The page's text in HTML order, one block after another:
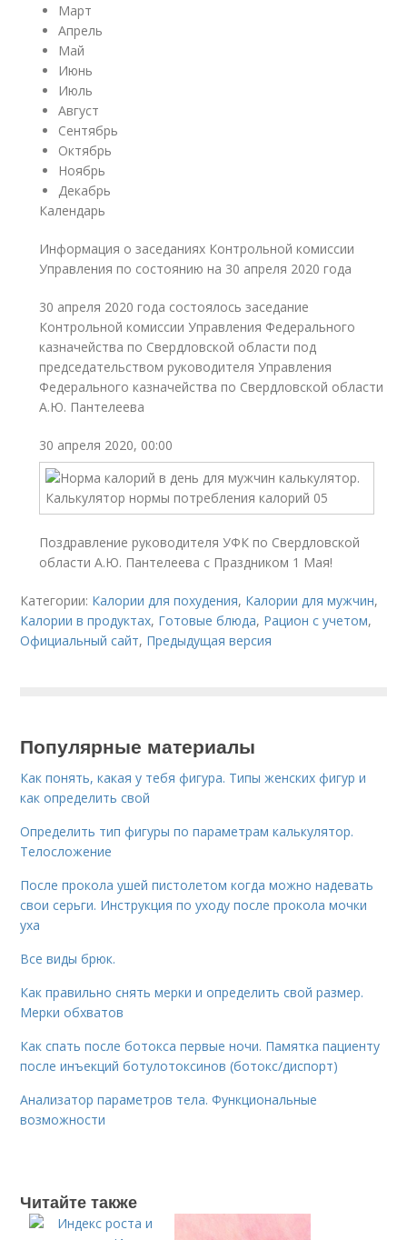
Март
Апрель
Май
Июнь
Июль
Август
Сентябрь
Октябрь
Ноябрь
Декабрь
Календарь
Информация о заседаниях Контрольной комиссии
Управления по состоянию на 30 апреля 2020 года
30 апреля 2020 года состоялось заседание
Контрольной комиссии Управления Федерального
казначейства по Свердловской области под
председательством руководителя Управления
Федерального казначейства по Свердловской области
А.Ю. Пантелеева
30 апреля 2020, 00:00
Поздравление руководителя УФК по Свердловской
области А.Ю. Пантелеева с Праздником 1 Мая!
Категории: Калории для похудения, Калории для мужчин,
Калории в продуктах, Готовые блюда, Рацион с учетом,
Официальный сайт, Предыдущая версия
Популярные материалы
Как понять, какая у тебя фигура. Типы женских фигур и
как определить свой
Определить тип фигуры по параметрам калькулятор.
Телосложение
После прокола ушей пистолетом когда можно надевать
свои серьги. Инструкция по уходу после прокола мочки
уха
Все виды брюк.
Как правильно снять мерки и определить свой размер.
Мерки обхватов
Как спать после ботокса первые ночи. Памятка пациенту
после инъекций ботулотоксинов (ботокс/диспорт)
Анализатор параметров тела. Функциональные
возможности
Читайте также